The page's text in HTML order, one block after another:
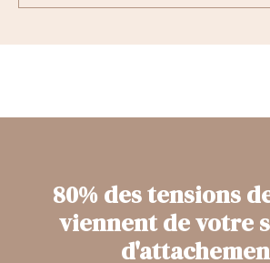
80% des tensions
viennent de votre